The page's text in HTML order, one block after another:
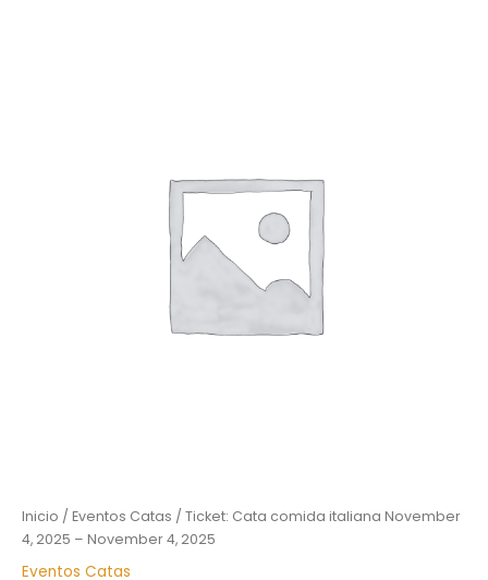
Inicio / Eventos Catas / Ticket: Cata comida italiana November
4, 2025 – November 4, 2025
Eventos Catas